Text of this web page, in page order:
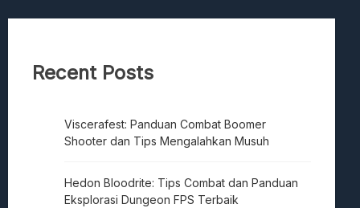
Recent Posts
Viscerafest: Panduan Combat Boomer
Shooter dan Tips Mengalahkan Musuh
Hedon Bloodrite: Tips Combat dan Panduan
Eksplorasi Dungeon FPS Terbaik